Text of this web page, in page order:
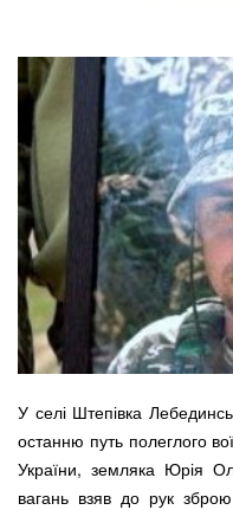
У селі Штепівка
останню путь полеглого
України, земляка Юрія
вагань взяв до рук